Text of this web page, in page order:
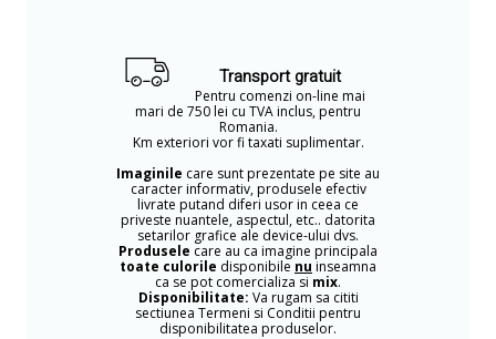
Transport gratuit
Pentru comenzi on-line mai
mari de 750 lei cu TVA inclus, pentru
Romania.
Km exteriori vor fi taxati suplimentar.
Imaginile care sunt prezentate pe site au
caracter informativ, produsele efectiv
livrate putand diferi usor in ceea ce
priveste nuantele, aspectul, etc.. datorita
setarilor grafice ale device-ului dvs.
Produsele care au ca imagine principala
toate culorile disponibile nu inseamna
ca se pot comercializa si mix.
Disponibilitate: Va rugam sa cititi
sectiunea Termeni si Conditii pentru
disponibilitatea produselor.